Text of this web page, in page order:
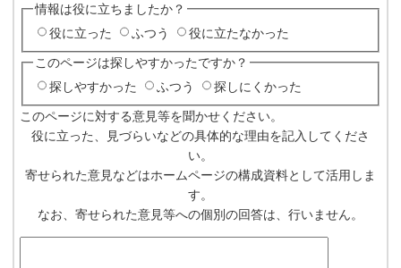
情報は役に立ちましたか？
役に立った
ふつう 役に立たなかった
このページは探しやすかったですか？
探しやすかった
ふつう 探しにくかった
このページに対する意見等を聞かせください。
役に立った、見づらいなどの具体的な理由を記入してくださ
い。
寄せられた意見などはホームページの構成資料として活用しま
す。
なお、寄せられた意見等への個別の回答は、行いません。